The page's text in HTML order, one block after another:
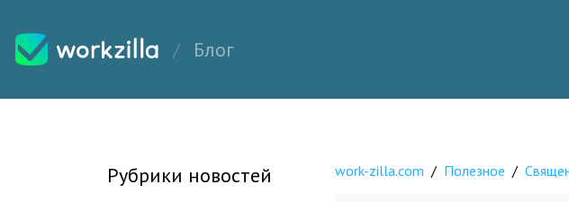
Блог
Рубрики новостей work-zilla.com / Полезное /